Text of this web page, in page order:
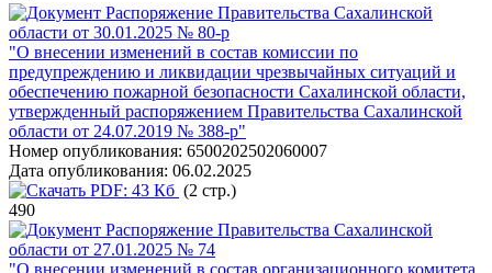
Распоряжение Правительства Сахалинской
области от 30.01.2025 № 80-р
"О внесении изменений в состав комиссии по
предупреждению и ликвидации чрезвычайных ситуаций и
обеспечению пожарной безопасности Сахалинской области,
утвержденный распоряжением Правительства Сахалинской
области от 24.07.2019 № 388-р"
Номер опубликования: 6500202502060007
Дата опубликования: 06.02.2025
PDF: 43 Кб (2 стр.)
490
Распоряжение Правительства Сахалинской
области от 27.01.2025 № 74
"О внесении изменений в состав организационного комитета